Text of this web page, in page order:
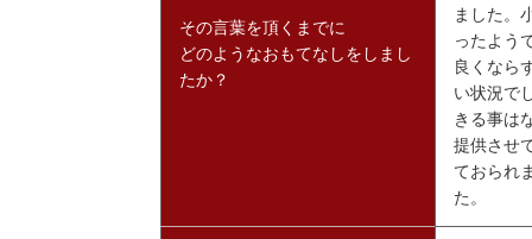
その言葉を頂くまでに
どのようなおもてなしをしまし
たか？
ました。
ったよう
良くなら
い状況で
きる事は
提供させ
ておられ
た。